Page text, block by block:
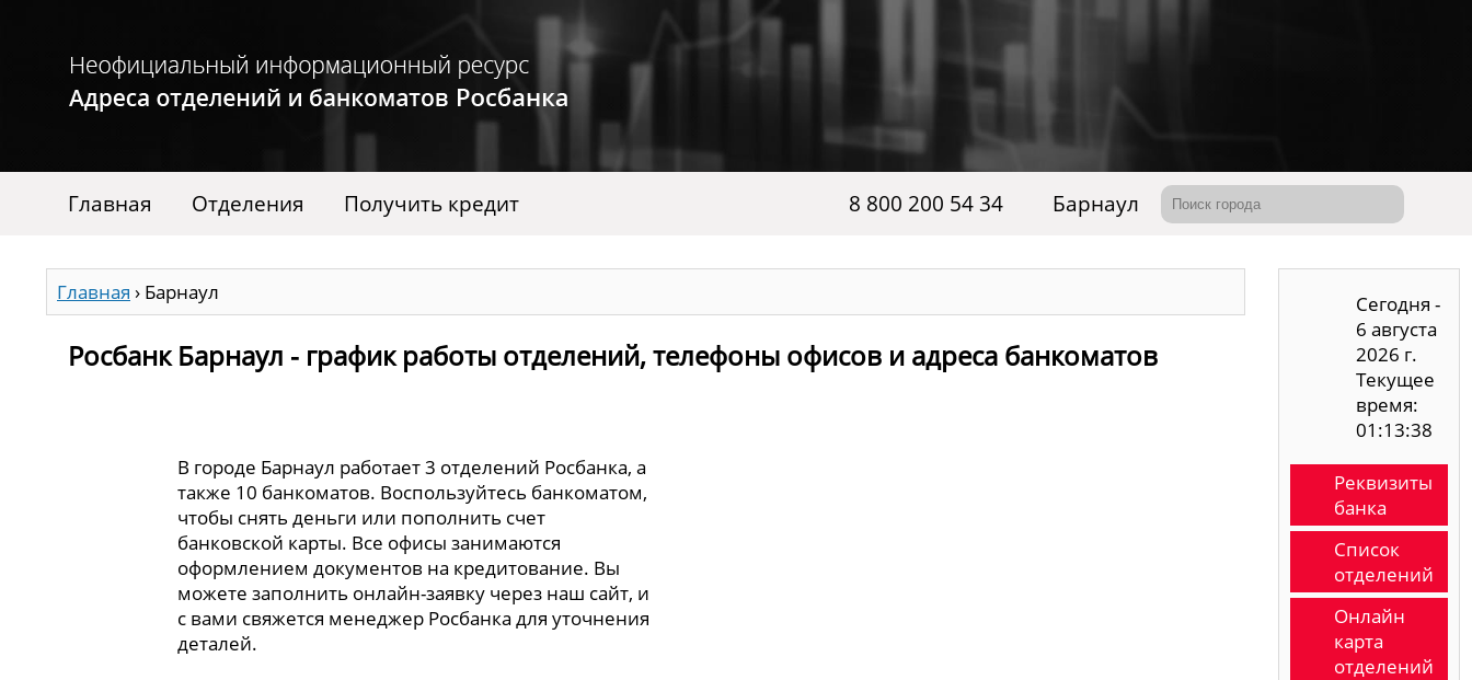
Главная Отделения Получить кредит 8 800 200 54 34 Барнаул
Главная › Барнаул
Росбанк Барнаул - график работы отделений, телефоны офисов и адреса банкоматов
В городе Барнаул работает 3 отделений Росбанка, а
также 10 банкоматов. Воспользуйтесь банкоматом,
чтобы снять деньги или пополнить счет
банковской карты. Все офисы занимаются
оформлением документов на кредитование. Вы
можете заполнить онлайн-заявку через наш сайт, и
с вами свяжется менеджер Росбанка для уточнения
деталей.
Сегодня -
6 августа
2026 г.
Текущее
время:
01:13:39
Реквизиты
банка
Список
отделений
Онлайн
карта
отделений